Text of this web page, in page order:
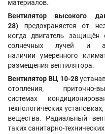
материалов.
Вентилятор высокого
28) предохраняется от
когда двигатель
солнечных лучей и
наличии умеренного
размещения вентилятора.
Вентилятор ВЦ 10-28
отопления,
системах
технологических
вещества. Радиальный
таких санитарно-